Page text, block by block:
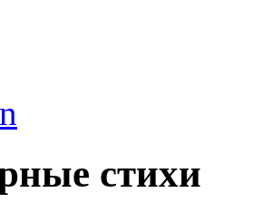
стихи